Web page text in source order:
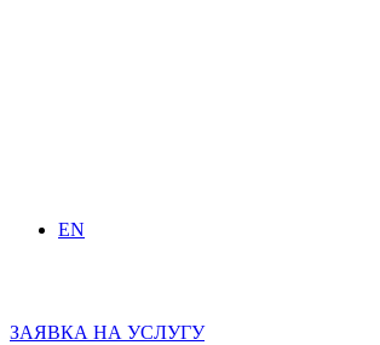
EN
ЗАЯВКА НА УСЛУГУ